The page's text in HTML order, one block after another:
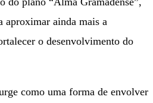
aproximar ainda mais a
o desenvolvimento do
como uma forma de envolver